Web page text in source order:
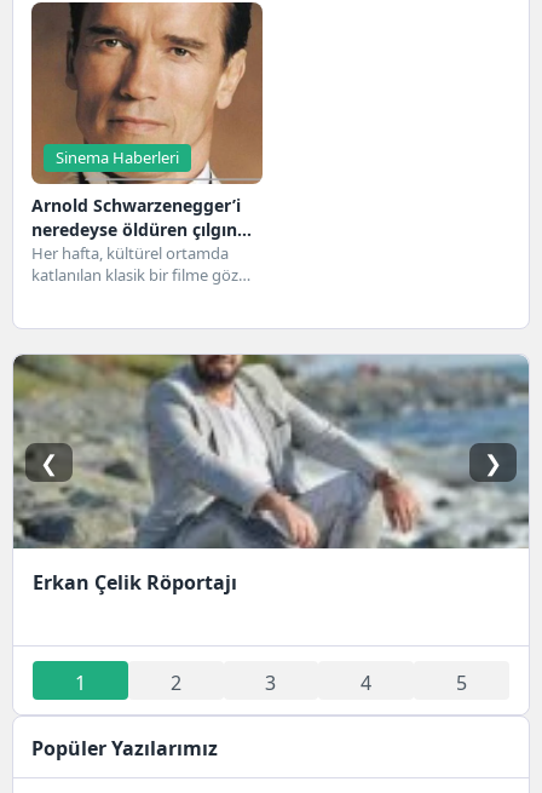
atalım...
Sinema Haberleri
Arnold Schwarzenegger’i
neredeyse öldüren çılgın
True Lies gösterisi
Her hafta, kültürel ortamda
katlanılan klasik bir filme göz
Erkan Çelik Röportajı
❮ ❯
1 2 3 4 5
Popüler Yazılarımız